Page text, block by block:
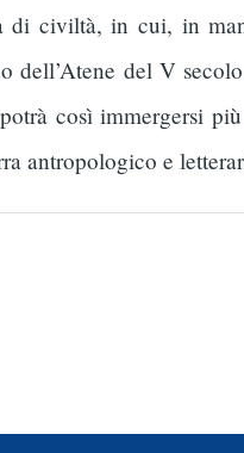
di civiltà, in cui, in
del V
così immergersi
antropologico e